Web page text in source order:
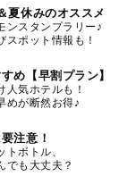
夏休みのオススメ
ンスタンプラリー♪
スポット情報も！
め【早割プラン】
人気ホテルも！
めが断然お得♪
注意！
トボトル、
でも大丈夫？